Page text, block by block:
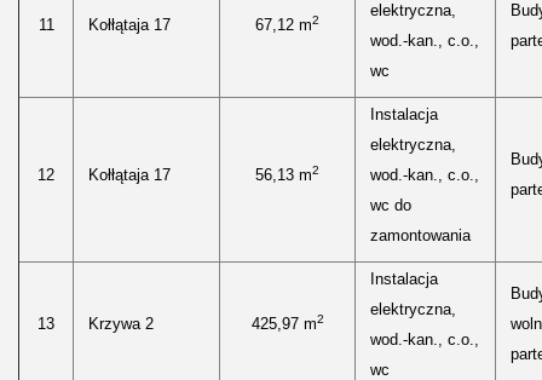
11 Kołłątaja 17 67,12 m2
elektryczna,
wod.-kan., c.o.,
wc
12 Kołłątaja 17 56,13 m2
Instalacja
elektryczna,
wod.-kan., c.o.,
wc do
zamontowania
13 Krzywa 2 425,97 m2
Instalacja
elektryczna,
wod.-kan., c.o.,
wc